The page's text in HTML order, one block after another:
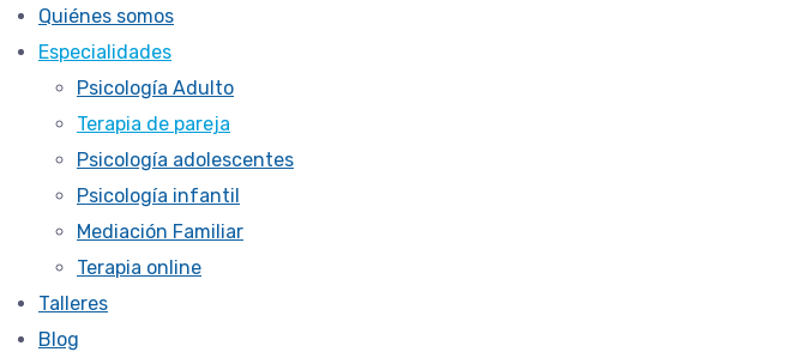
Quiénes somos
Especialidades
Psicología Adulto
Terapia de pareja
Psicología adolescentes
Psicología infantil
Mediación Familiar
Terapia online
Talleres
Blog